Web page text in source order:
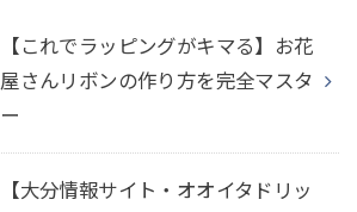
【これでラッピングがキマる】お花
屋さんリボンの作り方を完全マスタ
ー
【大分情報サイト・オオイタドリッ